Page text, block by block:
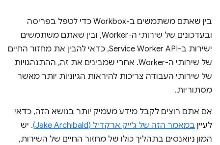
בין שאתם משתמשים ב-Workbox כדי לטפל בפריסה
ובעדכונים של שירותי ה-Worker, ובין שאתם משתמשים
ישירות ב-Service Worker API, כדאי להבין את מחזור החיים
של שירותי ה-Worker. אחרי שמבינים את זה, ההתנהגויות
של שירותי העבודה צריכות להיראות הגיוניות יותר מאשר
מסתוריות.
אם אתם רוצים לקבל מידע מעמיק יותר בנושא הזה, כדאי
לעיין במאמר הזה של ג'ייק ארקדיל (Jake Archibald)
. יש
המון ניואנסים בתהליך כולו של מחזור החיים של השירות,